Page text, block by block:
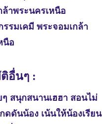
ล้าพระนครเหนือ
รรมเคมี พระจอมเกล้า
นือ
อื่นๆ :
ๆ สนุกสนานเฮฮา สอนไม่
ดดันน้อง เน้นให้น้องเรียน